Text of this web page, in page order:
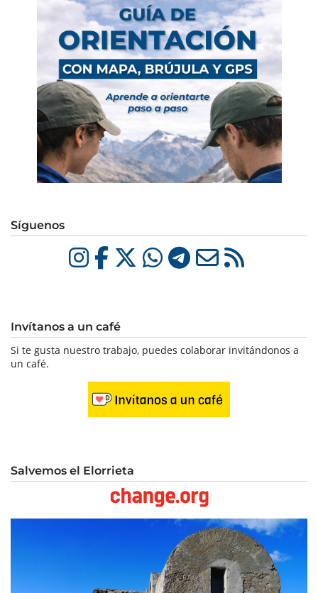
Síguenos
Invítanos a un café
Si te gusta nuestro trabajo, puedes colaborar invitándonos a
un café.
Salvemos el Elorrieta